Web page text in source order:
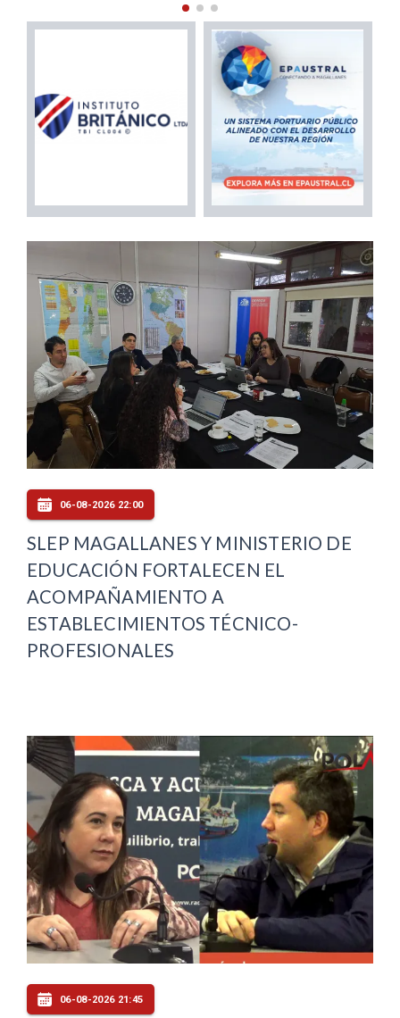
06-08-2026 22:00
SLEP MAGALLANES Y MINISTERIO DE
EDUCACIÓN FORTALECEN EL
ACOMPAÑAMIENTO A
ESTABLECIMIENTOS TÉCNICO-
PROFESIONALES
06-08-2026 21:45